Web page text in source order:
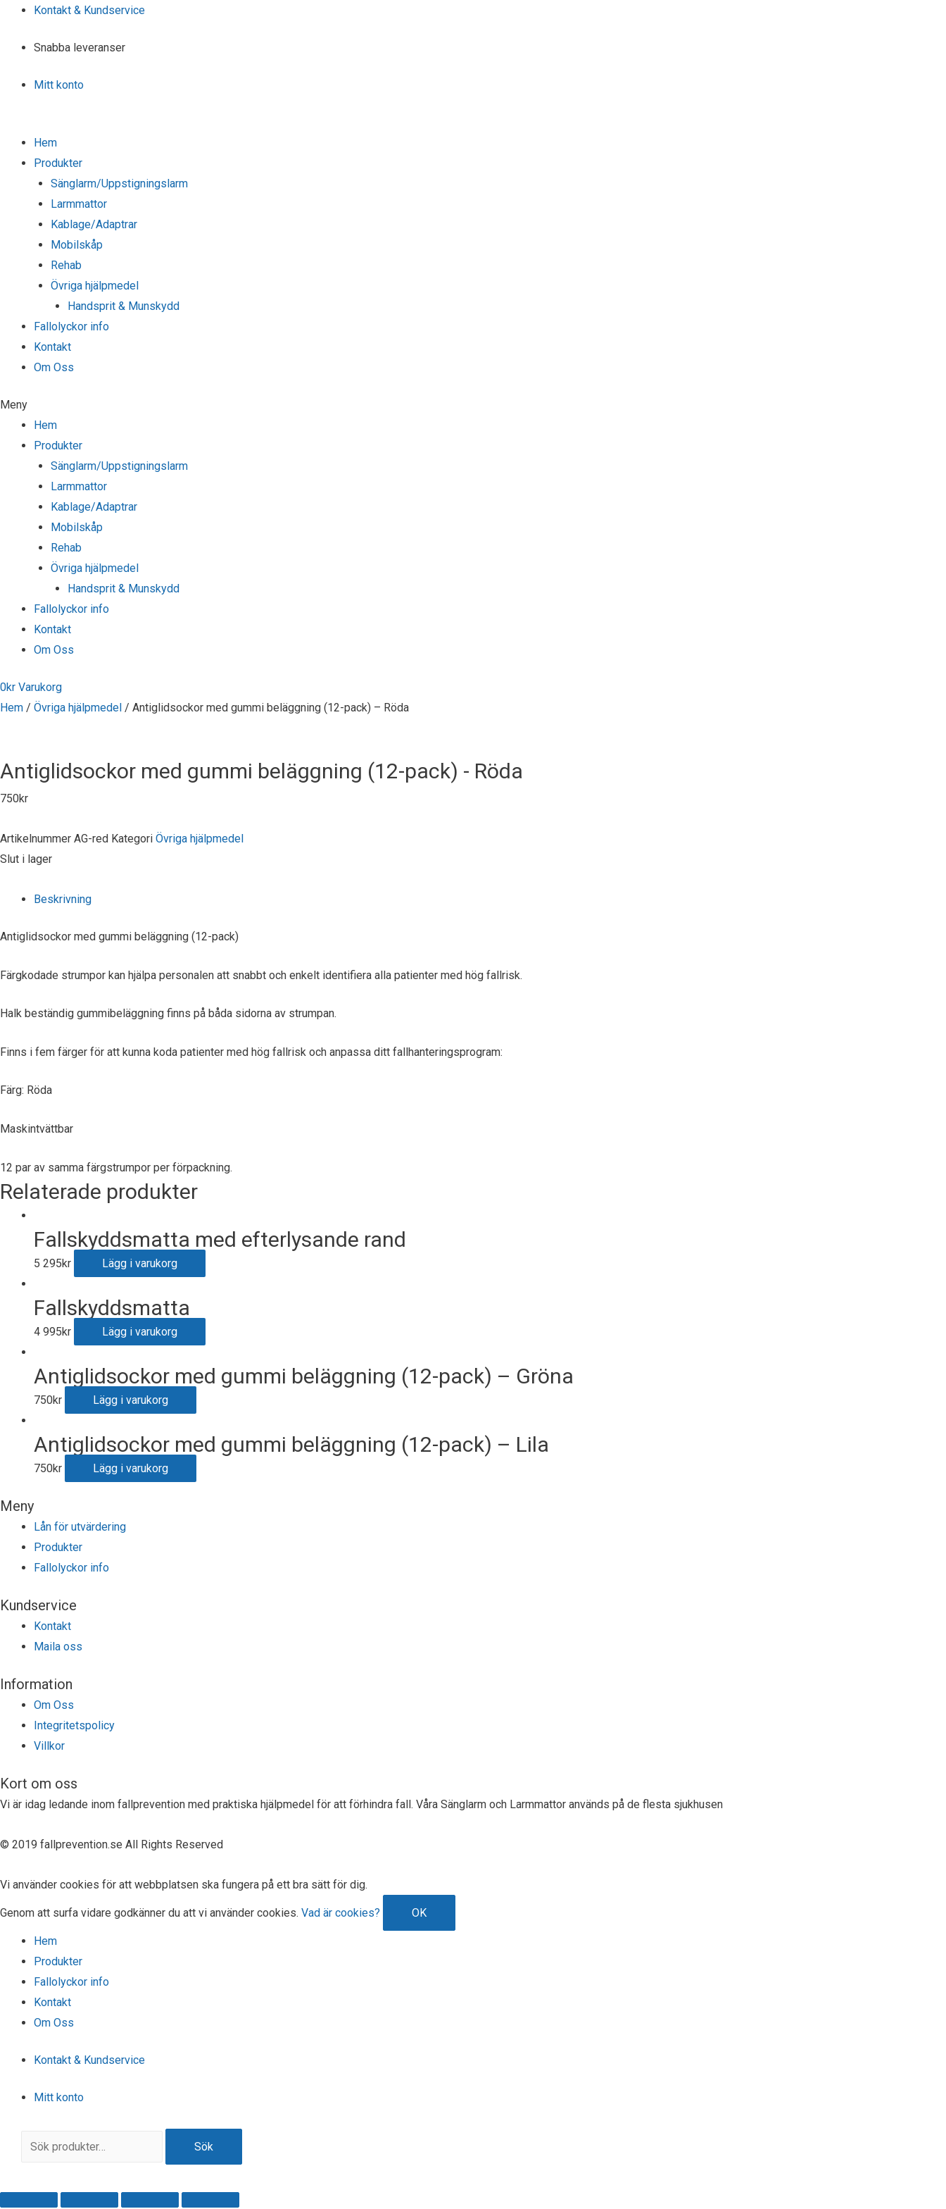
Kontakt & Kundservice
Snabba leveranser
Mitt konto
Hem
Produkter
Sänglarm/Uppstigningslarm
Larmmattor
Kablage/Adaptrar
Mobilskåp
Rehab
Övriga hjälpmedel
Handsprit & Munskydd
Fallolyckor info
Kontakt
Om Oss
Meny
Hem
Produkter
Sänglarm/Uppstigningslarm
Larmmattor
Kablage/Adaptrar
Mobilskåp
Rehab
Övriga hjälpmedel
Handsprit & Munskydd
Fallolyckor info
Kontakt
Om Oss
0kr Varukorg
Hem / Övriga hjälpmedel / Antiglidsockor med gummi beläggning (12-pack) – Röda
Antiglidsockor med gummi beläggning (12-pack) - Röda
750kr
Artikelnummer AG-red Kategori Övriga hjälpmedel
Slut i lager
Beskrivning
Antiglidsockor med gummi beläggning (12-pack)
Färgkodade strumpor kan hjälpa personalen att snabbt och enkelt identifiera alla patienter med hög fallrisk.
Halk beständig gummibeläggning finns på båda sidorna av strumpan.
Finns i fem färger för att kunna koda patienter med hög fallrisk och anpassa ditt fallhanteringsprogram:
Färg: Röda
Maskintvättbar
12 par av samma färgstrumpor per förpackning.
Relaterade produkter
Fallskyddsmatta med efterlysande rand
5 295kr Lägg i varukorg
Fallskyddsmatta
4 995kr Lägg i varukorg
Antiglidsockor med gummi beläggning (12-pack) – Gröna
750kr Lägg i varukorg
Antiglidsockor med gummi beläggning (12-pack) – Lila
750kr Lägg i varukorg
Meny
Lån för utvärdering
Produkter
Fallolyckor info
Kundservice
Kontakt
Maila oss
Information
Om Oss
Integritetspolicy
Villkor
Kort om oss
Vi är idag ledande inom fallprevention med praktiska hjälpmedel för att förhindra fall. Våra Sänglarm och Larmmattor används på de flesta sjukhusen
© 2019 fallprevention.se All Rights Reserved
Vi använder cookies för att webbplatsen ska fungera på ett bra sätt för dig.
Genom att surfa vidare godkänner du att vi använder cookies. Vad är cookies? OK
Hem
Produkter
Fallolyckor info
Kontakt
Om Oss
Kontakt & Kundservice
Mitt konto
Sök